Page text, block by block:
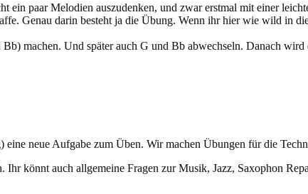
ein paar Melodien auszudenken, und zwar erstmal mit einer
Genau darin besteht ja die Übung. Wenn ihr hier wie wild in
machen. Und später auch G und Bb abwechseln. Danach
neue Aufgabe zum Üben. Wir machen Übungen für die
könnt auch allgemeine Fragen zur Musik, Jazz, Saxophon